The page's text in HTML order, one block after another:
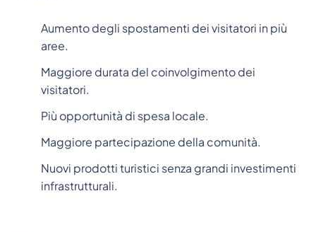
Aumento degli spostamenti dei visitatori in più
aree.
Maggiore durata del coinvolgimento dei
visitatori.
Più opportunità di spesa locale.
Maggiore partecipazione della comunità.
Nuovi prodotti turistici senza grandi investimenti
infrastrutturali.